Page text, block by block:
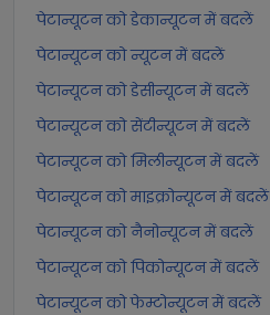
पेटान्यूटन को डेकान्यूटन में बदलें
पेटान्यूटन को न्यूटन में बदलें
पेटान्यूटन को डेसीन्यूटन में बदलें
पेटान्यूटन को सेंटीन्यूटन में बदलें
पेटान्यूटन को मिलीन्यूटन में बदलें
पेटान्यूटन को माइक्रोन्यूटन में बदलें
पेटान्यूटन को नैनोन्यूटन में बदलें
पेटान्यूटन को पिकोन्यूटन में बदलें
पेटान्यूटन को फेम्टोन्यूटन में बदलें